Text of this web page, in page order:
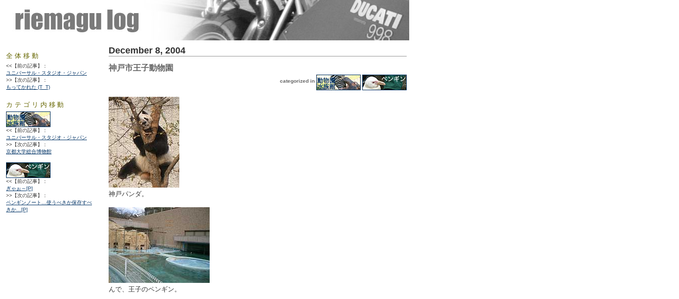
December 8, 2004
神戸市王子動物園
categorized in
神戸パンダ。
んで、王子のペンギン。
全体移動
<<【前の記事】：
ユニバーサル・スタジオ・ジャパン
>>【次の記事】：
もってかれた (T_T)
カテゴリ内移動
<<【前の記事】：
ユニバーサル・スタジオ・ジャパン
>>【次の記事】：
京都大学総合博物館
<<【前の記事】：
ぎゃぉ～[P]
>>【次の記事】：
ペンギンノート…使うべきか保存すべ
きか…[P]